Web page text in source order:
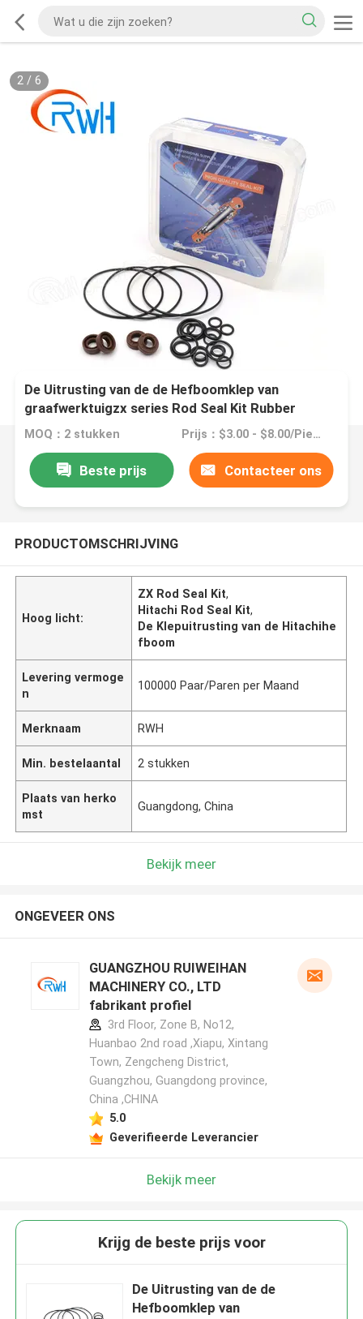
2/ 6
De Uitrusting van de de Hefboomklep van
graafwerktuigzx series Rod Seal Kit Rubber
Hitachi
MOQ：2 stukken Prijs：$3.00 - $8.00/Pieces
Beste prijs Contacteer ons
PRODUCTOMSCHRIJVING
Hoog licht:
ZX Rod Seal Kit,
Hitachi Rod Seal Kit,
De Klepuitrusting van de Hitachihe
fboom
Levering vermoge
n
100000 Paar/Paren per Maand
Merknaam RWH
Min. bestelaantal 2 stukken
Plaats van herko
mst
Guangdong, China
Bekijk meer
ONGEVEER ONS
GUANGZHOU RUIWEIHAN
MACHINERY CO., LTD
fabrikant profiel
3rd Floor, Zone B, No12,
Huanbao 2nd road ,Xiapu, Xintang
Town, Zengcheng District,
Guangzhou, Guangdong province,
China ,CHINA
5.0
Geverifieerde Leverancier
Bekijk meer
Krijg de beste prijs voor
De Uitrusting van de de
Hefboomklep van